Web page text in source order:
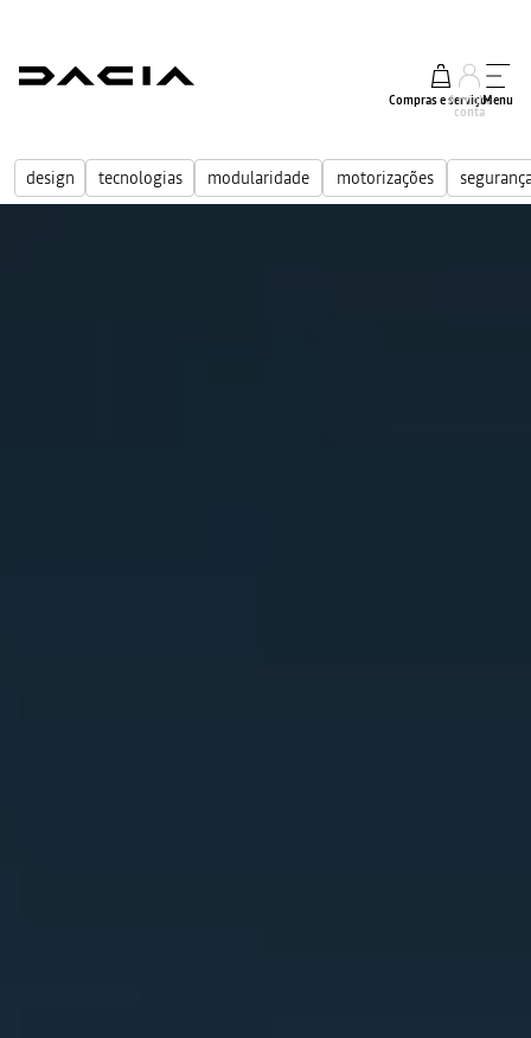
Compras e serviços
A minha
conta
Menu
design tecnologias modularidade motorizações